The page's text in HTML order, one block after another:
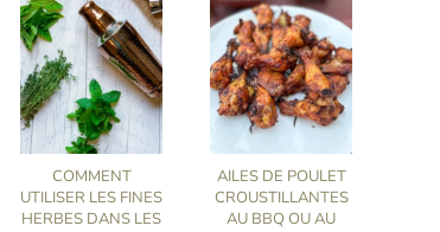
COMMENT
UTILISER LES FINES
HERBES DANS LES
AILES DE POULET
CROUSTILLANTES
AU BBQ OU AU